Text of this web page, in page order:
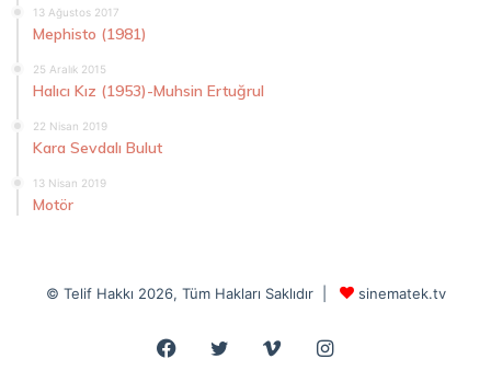
13 Ağustos 2017
Mephisto (1981)
25 Aralık 2015
Halıcı Kız (1953)-Muhsin Ertuğrul
22 Nisan 2019
Kara Sevdalı Bulut
13 Nisan 2019
Motör
© Telif Hakkı 2026, Tüm Hakları Saklıdır | sinematek.tv
Facebook
Twitter VimeoInstagram